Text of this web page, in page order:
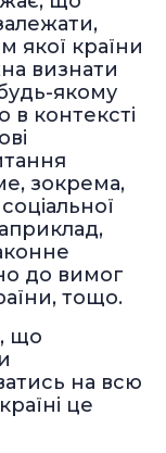
якої країни
визнати
якому
контексті
зокрема,
до вимог
тощо.
що
на всю
це